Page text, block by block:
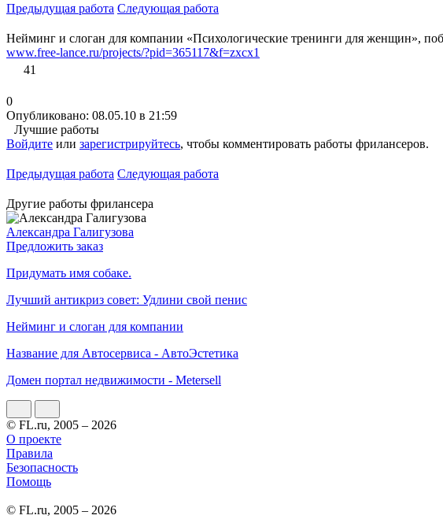
Предыдущая работа Следующая работа
Нейминг и слоган для компании «Психологические тренинги для женщин»,
www.free-lance.ru/projects/?pid=365117&f=zxcx1
41
0
Опубликовано: 08.05.10 в 21:59
Лучшие работы
Войдите или зарегистрируйтесь, чтобы комментировать работы фрилансеров.
Предыдущая работа Следующая работа
Другие работы фрилансера
Александра Галигузова
Предложить заказ
Придумать имя собаке.
Лучший антикриз совет: Удлини свой пенис
Нейминг и слоган для компании
Название для Автосервиса - АвтоЭстетика
Домен портал недвижимости - Metersell
© FL.ru, 2005 – 2026
О проекте
Правила
Безопасность
Помощь
© FL.ru, 2005 – 2026